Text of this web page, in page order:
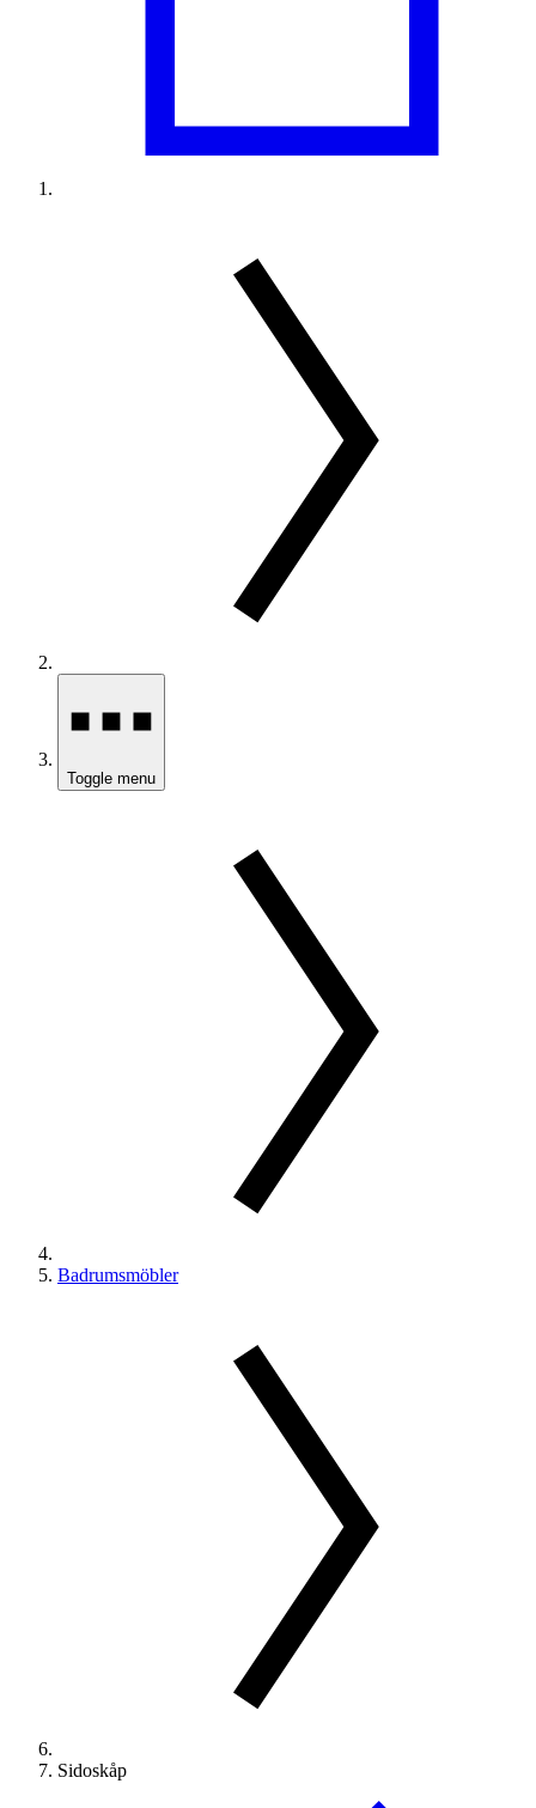
Toggle menu
Badrumsmöbler
Sidoskåp